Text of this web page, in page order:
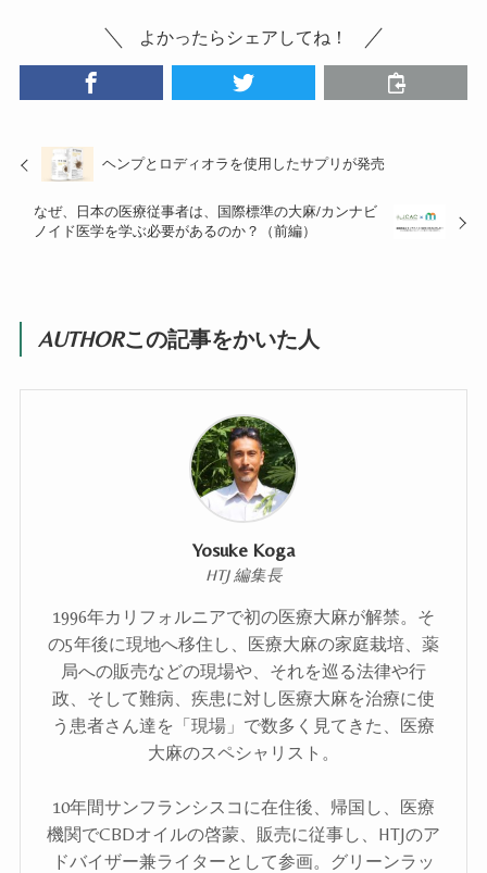
よかったらシェアしてね！
ヘンプとロディオラを使用したサプリが発売
なぜ、日本の医療従事者は、国際標準の大麻/カンナビ
ノイド医学を学ぶ必要があるのか？（前編）
AUTHORこの記事をかいた人
Yosuke Koga
HTJ 編集長
1996年カリフォルニアで初の医療大麻が解禁。そ
の5年後に現地へ移住し、医療大麻の家庭栽培、薬
局への販売などの現場や、それを巡る法律や行
政、そして難病、疾患に対し医療大麻を治療に使
う患者さん達を「現場」で数多く見てきた、医療
大麻のスペシャリスト。
10年間サンフランシスコに在住後、帰国し、医療
機関でCBDオイルの啓蒙、販売に従事し、HTJのア
ドバイザー兼ライターとして参画。グリーンラッ